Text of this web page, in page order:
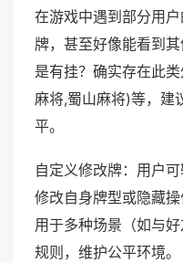
在游戏中遇到部分用
牌，甚至好像能看到
是有挂？确实存在此
麻将,蜀山麻将)等，建
平。
自定义修改牌：用户
修改自身牌型或隐藏
用于多种场景（如与
规则，维护公平环境。